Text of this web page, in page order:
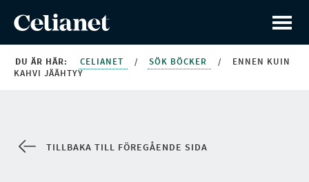
DU ÄR HÄR: CELIANET / SÖK BÖCKER /
ENNEN KUIN
KAHVI JÄÄHTYY
TILLBAKA TILL FÖREGÅENDE SIDA